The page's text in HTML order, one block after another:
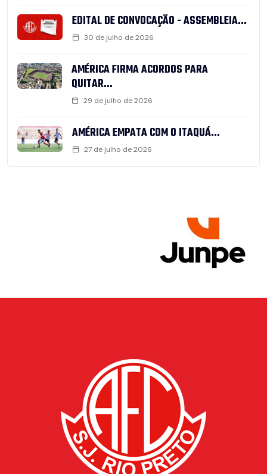
EDITAL DE CONVOCAÇÃO - ASSEMBLEIA...
30 de julho de 2026
AMÉRICA FIRMA ACORDOS PARA
QUITAR...
29 de julho de 2026
AMÉRICA EMPATA COM O ITAQUÁ...
27 de julho de 2026